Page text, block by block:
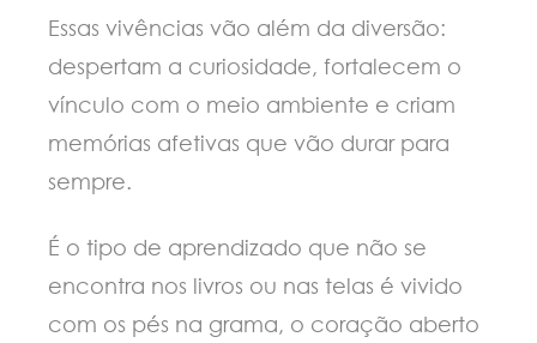
Essas vivências vão além da diversão:
despertam a curiosidade, fortalecem o
vínculo com o meio ambiente e criam
memórias afetivas que vão durar para
sempre.
É o tipo de aprendizado que não se
encontra nos livros ou nas telas é vivido
com os pés na grama, o coração aberto